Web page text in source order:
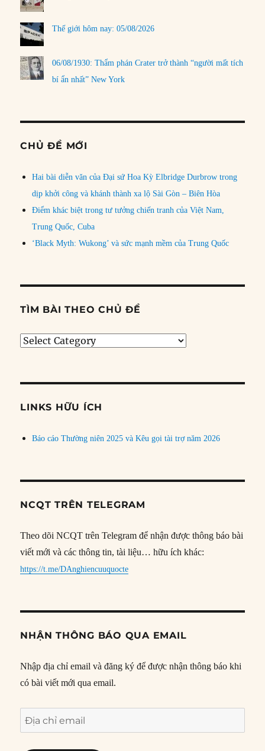
Thế giới hôm nay: 05/08/2026
06/08/1930: Thẩm phán Crater trở thành “người mất tích
bí ẩn nhất” New York
CHỦ ĐỀ MỚI
Hai bài diễn văn của Đại sứ Hoa Kỳ Elbridge Durbrow trong
dịp khởi công và khánh thành xa lộ Sài Gòn – Biên Hòa
Điểm khác biệt trong tư tưởng chiến tranh của Việt Nam,
Trung Quốc, Cuba
‘Black Myth: Wukong’ và sức mạnh mềm của Trung Quốc
TÌM BÀI THEO CHỦ ĐỀ
Tìm
đề
LINKS HỮU ÍCH
Báo cáo Thường niên 2025 và Kêu gọi tài trợ năm 2026
NCQT TRÊN TELEGRAM
Theo dõi NCQT trên Telegram để nhận được thông báo bài
viết mới và các thông tin, tài liệu… hữu ích khác:
https://t.me/DAnghiencuuquocte
NHẬN THÔNG BÁO QUA EMAIL
Nhập địa chỉ email và đăng ký để được nhận thông báo khi
có bài viết mới qua email.
Địa
chỉ
email